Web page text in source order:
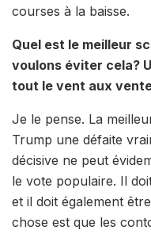
courses à la baisse.
Quel est le meilleur
voulons éviter cela?
tout le vent aux
Je le pense. La
Trump une défaite
décisive ne peut
le vote populaire. Il
et il doit également
chose est que les